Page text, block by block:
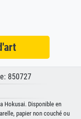
850727
Hokusai. Disponible en
papier non couché ou